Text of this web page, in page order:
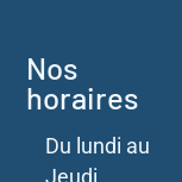
Nos
horaires
Du lundi au